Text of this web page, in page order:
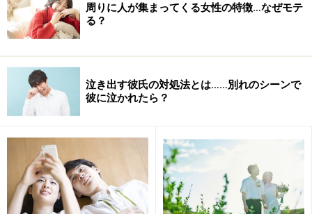
フィッシャー博士は恋愛科学の研究を生物人類学の観点
fMRIでスキャニングする研究を行うなど、人間の性、
愛、結婚における生物学の役割について研究を続けてい
ます。
周りに人が集まってくる女性の特徴…なぜモテ
る？
泣き出す彼氏の対処法とは……別れのシーンで
彼に泣かれたら？